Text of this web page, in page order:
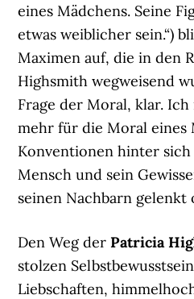
eines Mädchens. Seine
etwas weiblicher sein.“)
Maximen auf, die in den
Highsmith wegweisend
Frage der Moral, klar.
mehr für die Moral eines
Konventionen hinter sich
Mensch und sein
seinen Nachbarn gelenkt
Den Weg derPatricia
stolzen
Liebschaften,